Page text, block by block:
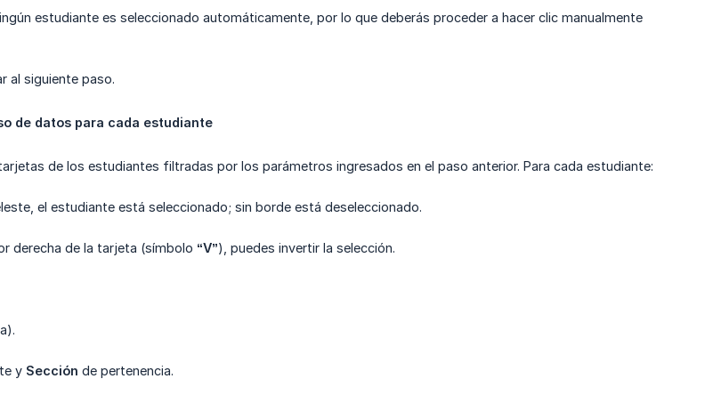
estudiante es seleccionado automáticamente, por lo que deberás proceder a hacer clic manualmente
al siguiente paso.
de datos para cada estudiante
de los estudiantes filtradas por los parámetros ingresados en el paso anterior. Para cada estudiante:
el estudiante está seleccionado; sin borde está deseleccionado.
derecha de la tarjeta (símbolo “V”), puedes invertir la selección.
y Sección de pertenencia.